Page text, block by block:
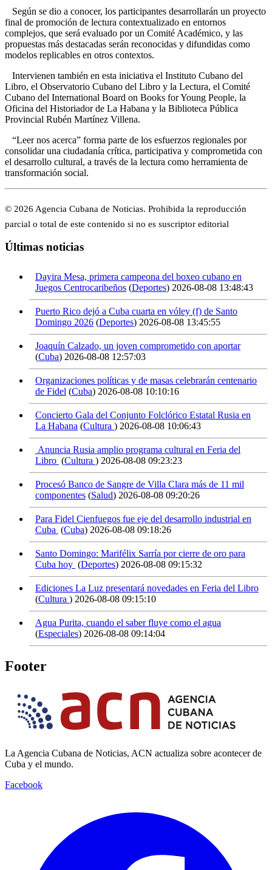
Según se dio a conocer, los participantes desarrollarán un proyecto
final de promoción de lectura contextualizado en entornos
complejos, que será evaluado por un Comité Académico, y las
propuestas más destacadas serán reconocidas y difundidas como
modelos replicables en otros contextos.
Intervienen también en esta iniciativa el Instituto Cubano del
Libro, el Observatorio Cubano del Libro y la Lectura, el Comité
Cubano del International Board on Books for Young People, la
Oficina del Historiador de La Habana y la Biblioteca Pública
Provincial Rubén Martínez Villena.
“Leer nos acerca” forma parte de los esfuerzos regionales por
consolidar una ciudadanía crítica, participativa y comprometida con
el desarrollo cultural, a través de la lectura como herramienta de
transformación social.
© 2026 Agencia Cubana de Noticias. Prohibida la reproducción
parcial o total de este contenido si no es suscriptor editorial
Últimas noticias
Dayira Mesa, primera campeona del boxeo cubano en
Juegos Centrocaribeños (Deportes) 2026-08-08 13:48:43
Puerto Rico dejó a Cuba cuarta en vóley (f) de Santo
Domingo 2026 (Deportes) 2026-08-08 13:45:55
Joaquín Calzado, un joven comprometido con aportar
(Cuba) 2026-08-08 12:57:03
Organizaciones políticas y de masas celebrarán centenario
de Fidel (Cuba) 2026-08-08 10:10:16
Concierto Gala del Conjunto Folclórico Estatal Rusia en
La Habana (Cultura ) 2026-08-08 10:06:43
Anuncia Rusia amplio programa cultural en Feria del
Libro (Cultura ) 2026-08-08 09:23:23
Procesó Banco de Sangre de Villa Clara más de 11 mil
componentes (Salud) 2026-08-08 09:20:26
Para Fidel Cienfuegos fue eje del desarrollo industrial en
Cuba (Cuba) 2026-08-08 09:18:26
Santo Domingo: Marifélix Sarría por cierre de oro para
Cuba hoy (Deportes) 2026-08-08 09:15:32
Ediciones La Luz presentará novedades en Feria del Libro
(Cultura ) 2026-08-08 09:15:10
Agua Purita, cuando el saber fluye como el agua
(Especiales) 2026-08-08 09:14:04
Footer
La Agencia Cubana de Noticias, ACN actualiza sobre acontecer de
Cuba y el mundo.
Facebook